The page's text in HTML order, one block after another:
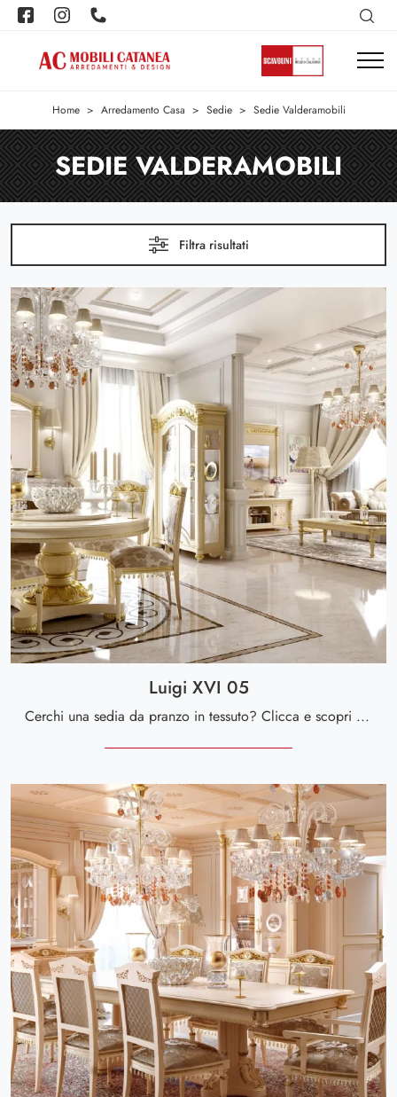
Home > Arredamento Casa > Sedie > Sedie Valderamobili
SEDIE VALDERAMOBILI
Filtra risultati
Luigi XVI 05
Cerchi una sedia da pranzo in tessuto? Clicca e scopri il modello Luigi XVI 05 di Valderamobili per ultimare i tuoi interni alla perfezione.